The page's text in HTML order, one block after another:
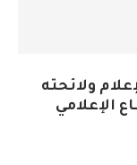
ولائحته
الإعلامي